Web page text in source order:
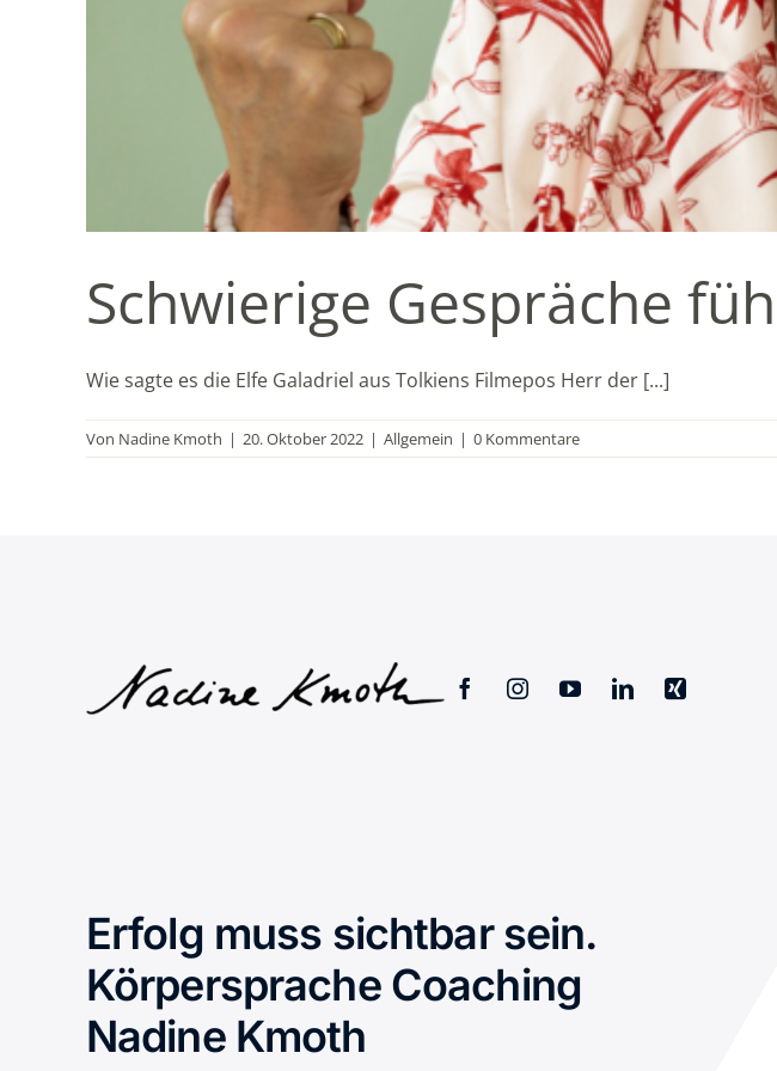
Schwierige Gespräche
Wie sagte es die Elfe Galadriel aus Tolkiens Filmepos Herr der [...]
Von Nadine Kmoth | 20. Oktober 2022 | Allgemein | 0 Kommentare
Erfolg muss sichtbar sein.
Körpersprache Coaching
Nadine Kmoth